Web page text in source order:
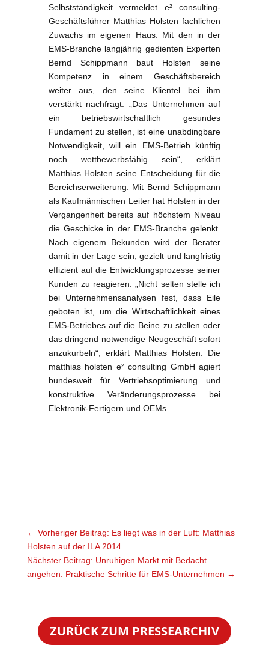
Selbstständigkeit vermeldet e² consulting-
Geschäftsführer Matthias Holsten fachlichen
Zuwachs im eigenen Haus. Mit den in der
EMS-Branche langjährig gedienten Experten
Bernd Schippmann baut Holsten seine
Kompetenz in einem Geschäftsbereich
weiter aus, den seine Klientel bei ihm
verstärkt nachfragt: „Das Unternehmen auf
ein betriebswirtschaftlich gesundes
Fundament zu stellen, ist eine unabdingbare
Notwendigkeit, will ein EMS-Betrieb künftig
noch wettbewerbsfähig sein“, erklärt
Matthias Holsten seine Entscheidung für die
Bereichserweiterung. Mit Bernd Schippmann
als Kaufmännischen Leiter hat Holsten in der
Vergangenheit bereits auf höchstem Niveau
die Geschicke in der EMS-Branche gelenkt.
Nach eigenem Bekunden wird der Berater
damit in der Lage sein, gezielt und langfristig
effizient auf die Entwicklungsprozesse seiner
Kunden zu reagieren. „Nicht selten stelle ich
bei Unternehmensanalysen fest, dass Eile
geboten ist, um die Wirtschaftlichkeit eines
EMS-Betriebes auf die Beine zu stellen oder
das dringend notwendige Neugeschäft sofort
anzukurbeln“, erklärt Matthias Holsten. Die
matthias holsten e² consulting GmbH agiert
bundesweit für Vertriebsoptimierung und
konstruktive Veränderungsprozesse bei
Elektronik-Fertigern und OEMs.
← Vorheriger Beitrag: Es liegt was in der Luft: Matthias
Holsten auf der ILA 2014
Nächster Beitrag: Unruhigen Markt mit Bedacht
angehen: Praktische Schritte für EMS-Unternehmen →
ZURÜCK ZUM PRESSEARCHIV